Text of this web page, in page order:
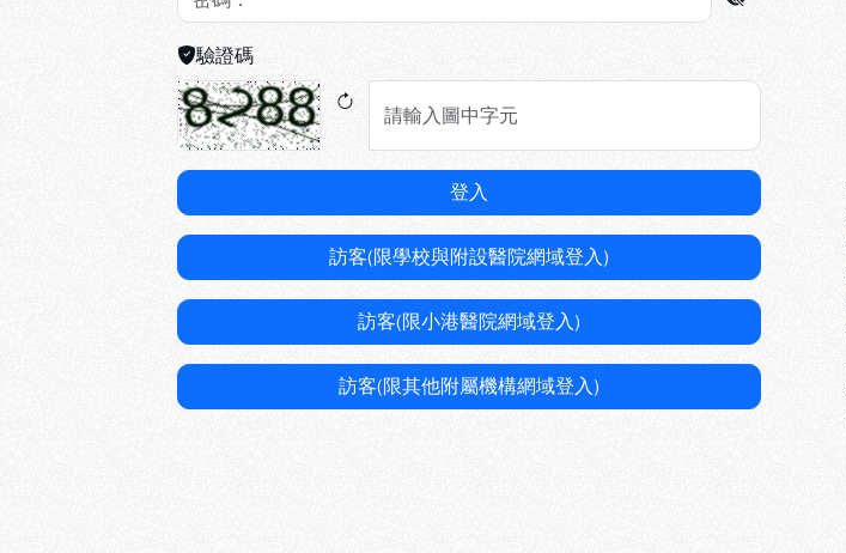
驗證碼
登入
訪客(限學校與附設醫院網域登入)
訪客(限小港醫院網域登入)
訪客(限其他附屬機構網域登入)